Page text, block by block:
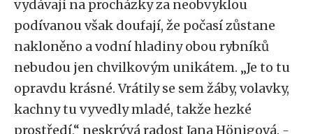
vydávají na procházky za neobvyklou
podívanou však doufají, že počasí zůstane
nakloněno a vodní hladiny obou rybníků
nebudou jen chvilkovým unikátem. „Je to tu
opravdu krásné. Vrátily se sem žáby, volavky,
kachny tu vyvedly mladé, takže hezké
prostředí,“ neskrývá radost Jana Hönigová. -